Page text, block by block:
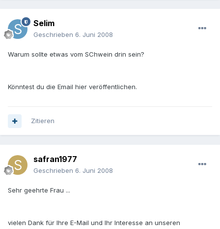
Selim
Geschrieben 6. Juni 2008
Warum sollte etwas vom SChwein drin sein?
Könntest du die Email hier veröffentlichen.
Zitieren
safran1977
Geschrieben 6. Juni 2008
Sehr geehrte Frau ...
vielen Dank für Ihre E-Mail und Ihr Interesse an unseren